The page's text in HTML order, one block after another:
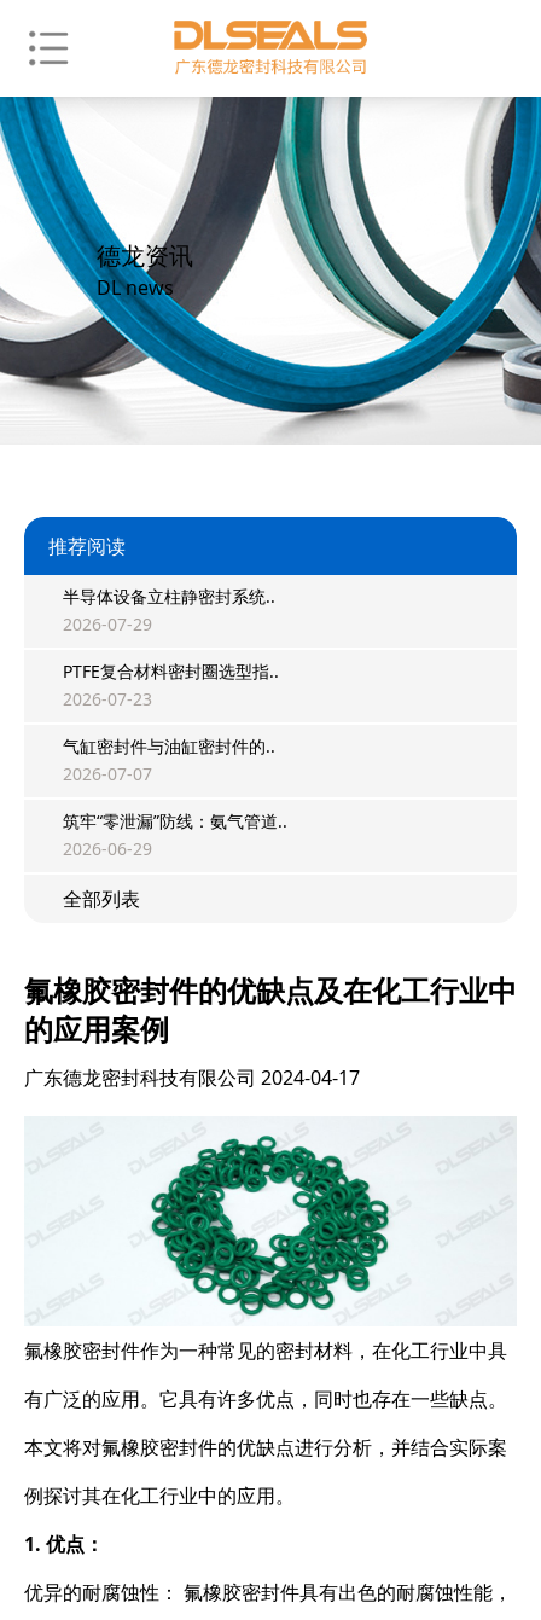
德龙资讯
DL news
推荐阅读
半导体设备立柱静密封系统..
2026-07-29
PTFE复合材料密封圈选型指..
2026-07-23
气缸密封件与油缸密封件的..
2026-07-07
筑牢“零泄漏”防线：氨气管道..
2026-06-29
全部列表
氟橡胶密封件的优缺点及在化工行业中
的应用案例
广东德龙密封科技有限公司 2024-04-17
氟橡胶密封件作为一种常见的密封材料，在化工行业中具
有广泛的应用。它具有许多优点，同时也存在一些缺点。
本文将对氟橡胶密封件的优缺点进行分析，并结合实际案
例探讨其在化工行业中的应用。
1. 优点：
优异的耐腐蚀性： 氟橡胶密封件具有出色的耐腐蚀性能，